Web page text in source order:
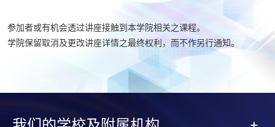
参加者或有机会透过讲座接触到本学院相关之课程。
学院保留取消及更改讲座详情之最终权利，而不作另行通知。